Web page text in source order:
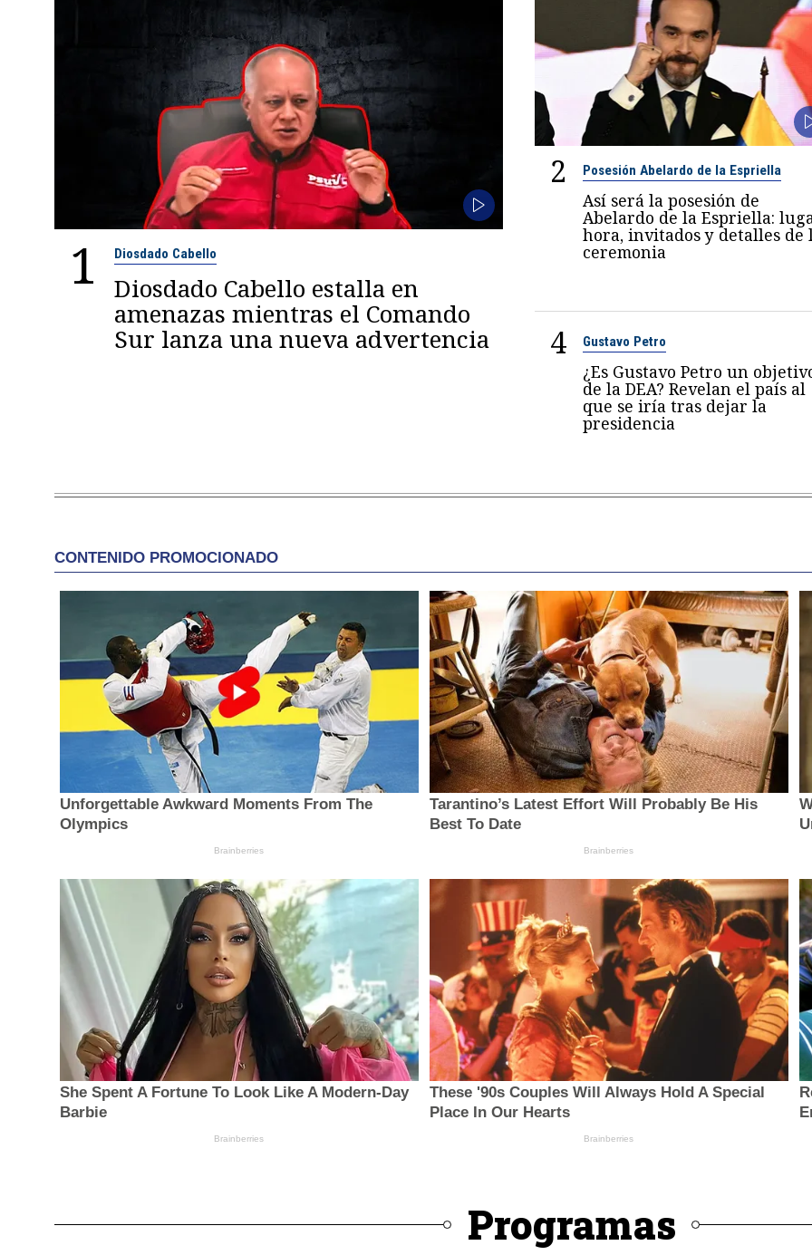
1 Diosdado Cabello
Diosdado Cabello estalla en
amenazas mientras el Comando
Sur lanza una nueva advertencia
2 Posesión Abelardo de la Espriella
Así será la posesión de
Abelardo de la Espriella:
hora, invitados y detalles de
ceremonia
4 Gustavo Petro
¿Es Gustavo Petro un
de la DEA? Revelan el país al
que se iría tras dejar la
presidencia
Programas